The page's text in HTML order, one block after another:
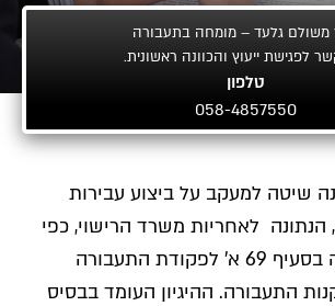
משולם גלעד – מומחה בתעבורה
לפגישת ייעוץ והכוונה ראשונית.
טלפון
058-4857550
שיטה למעקב על ביצוע עבירות
הנתונה לאחריות משרד הרישוי, כפי
הסמכות שניתנה בסעיף 69 א' לפקודת התעבורה
התעבורה. ההיגיון העומד בבסיס